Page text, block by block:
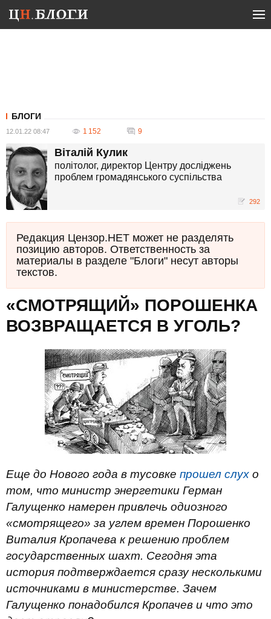
БЛОГИ
12.01.22 08:47 1 152 9
Віталій Кулик
політолог, директор Центру досліджень
проблем громадянського суспільства
292
Редакция Цензор.НЕТ может не разделять
позицию авторов. Ответственность за
материалы в разделе "Блоги" несут авторы
текстов.
«СМОТРЯЩИЙ» ПОРОШЕНКА
ВОЗВРАЩАЕТСЯ В УГОЛЬ?
Еще до Нового года в тусовке прошел слух о
том, что министр энергетики Герман
Галущенко намерен привлечь одиозного
«смотрящего» за углем времен Порошенко
Виталия Кропачева к решению проблем
государственных шахт. Сегодня эта
история подтверждается сразу несколькими
источниками в министерстве. Зачем
Галущенко понадобился Кропачев и что это